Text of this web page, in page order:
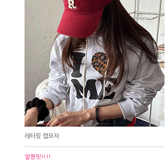
레터링 캡모자
얼짱핏!!!!